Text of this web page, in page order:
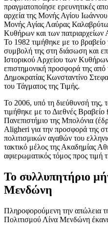
πραγματοποίησε ερευνητικές
αρχεία της Μονής Αγίου
Μονής Αγίας Λαύρας
Κυθήρων και των πατριαρχείων
Το 1982 τιμήθηκε με το
συμβολή της στη διάσωση και
Ιστορικού Αρχείoυ των
επιστημονική προσφορά της
Δημοκρατίας Κωνσταντίνο
του Τάγματος της Τιμής.
Το 2006, υπό τη διεύθυνσή της,
τιμήθηκε με το Διεθνές
Πανεπιστήμιο της Μπολόνια
Aligheri για την προσφορά της
πολιτισμικών αγαθών του
τακτικό μέλος της Ακαδημίας
αφιερωματικός τόμος προς τιμή
Το συλλυπητήριο
Μενδώνη
Πληροφορούμενη την απώλεια
Πολιτισμού Λίνα Μενδώνη